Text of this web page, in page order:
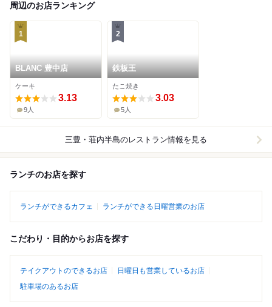
周辺のお店ランキング
1
BLANC 豊中店
ケーキ
3.13
9人
2
鉄板王
たこ焼き
3.03
5人
三豊・荘内半島のレストラン情報を見る
ランチのお店を探す
ランチができるカフェ ランチができる日曜営業のお店
こだわり・目的からお店を探す
テイクアウトのできるお店
日曜日も営業しているお店
駐車場のあるお店